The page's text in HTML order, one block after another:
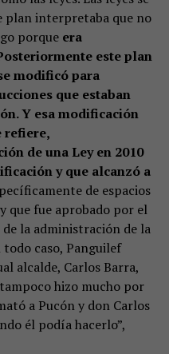
plan interpretaba que no
porque era
este plan
modificó para
que estaban
Y esa modificación
refiere,
de una Ley en 2010
y que alcanzó a
de espacios
que fue aprobado por el
la administración de la
todo caso, Panguilef
alcalde, Carlos Barra,
hizo mucho por
a Pucón y don Carlos
él podía hacerlo”,